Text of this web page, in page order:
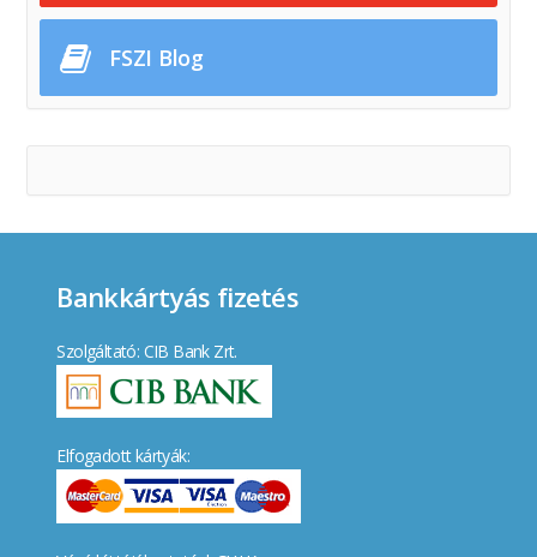
FSZI Blog
Bankkártyás fizetés
Szolgáltató: CIB Bank Zrt.
Elfogadott kártyák: